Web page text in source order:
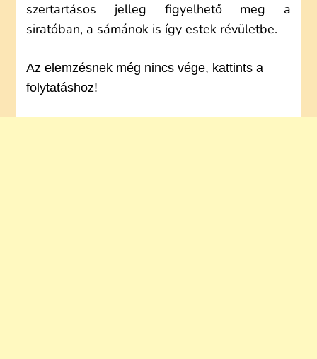
szertartásos jelleg figyelhető meg a
siratóban, a sámánok is így estek révületbe.
Az elemzésnek még nincs vége, kattints a
folytatáshoz!